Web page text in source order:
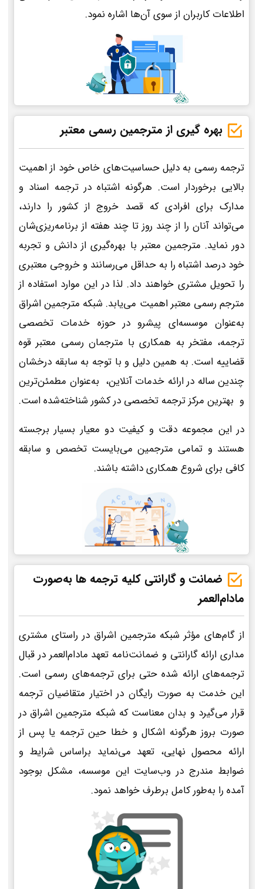
اطلاعات کاربران از سوی آن‌ها اشاره نمود.
بهره گیری از مترجمین رسمی معتبر
ترجمه رسمی به دلیل حساسیت‌های خاص خود از اهمیت
بالایی برخوردار است. هرگونه اشتباه در ترجمه اسناد و
مدارک برای افرادی که قصد خروج از کشور را دارند،
می‌تواند آنان را از چند روز تا چند هفته از برنامه‌ریزی‌شان
دور نماید. مترجمین معتبر با بهره‌گیری از دانش و تجربه
خود درصد اشتباه را به حداقل می‌رسانند و خروجی معتبری
را تحویل مشتری خواهند داد. لذا در این موارد استفاده از
مترجم رسمی معتبر اهمیت می‌یابد. شبکه مترجمین اشراق
به‌عنوان موسسه‌ای پیشرو در حوزه خدمات تخصصی
ترجمه، مفتخر به همکاری با مترجمان رسمی معتبر قوه
قضاییه است. به همین دلیل و با توجه به سابقه درخشان
چندین ساله در ارائه خدمات آنلاین، به‌عنوان مطمئن‌ترین
و بهترین مرکز ترجمه تخصصی در کشور شناخته‌شده است.
در این مجموعه دقت و کیفیت دو معیار بسیار برجسته
هستند و تمامی مترجمین می‌بایست تخصص و سابقه
کافی برای شروع همکاری داشته باشند.
ضمانت و گارانتی کلیه ترجمه ها به‌صورت
مادام‌العمر
از گام‌های مؤثر شبکه مترجمین اشراق در راستای مشتری
مداری ارائه گارانتی و ضمانت‌نامه تعهد مادام‌العمر در قبال
ترجمه‌های ارائه شده حتی برای ترجمه‌های رسمی است.
این خدمت به صورت رایگان در اختیار متقاضیان ترجمه
قرار می‌گیرد و بدان معناست که شبکه مترجمین اشراق در
صورت بروز هرگونه اشکال و خطا حین ترجمه یا پس از
ارائه محصول نهایی، تعهد می‌نماید براساس شرایط و
ضوابط مندرج در وب‌سایت این موسسه، مشکل بوجود
آمده را به‌طور کامل برطرف خواهد نمود.